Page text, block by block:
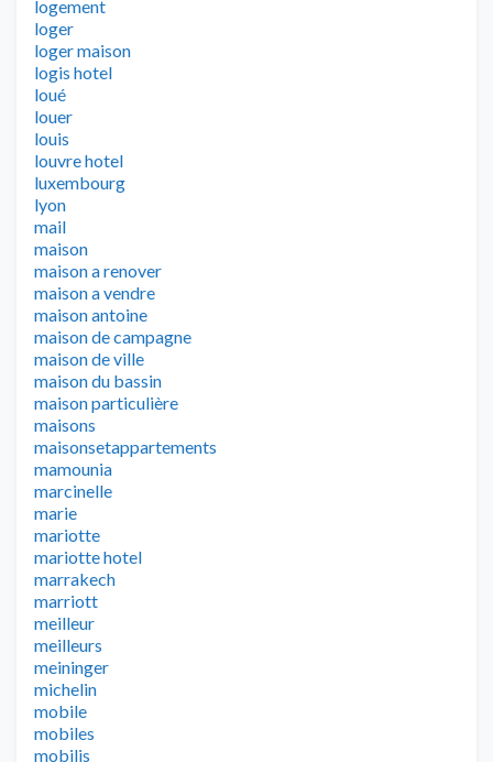
logement
loger
loger maison
logis hotel
loué
louer
louis
louvre hotel
luxembourg
lyon
mail
maison
maison a renover
maison a vendre
maison antoine
maison de campagne
maison de ville
maison du bassin
maison particulière
maisons
maisonsetappartements
mamounia
marcinelle
marie
mariotte
mariotte hotel
marrakech
marriott
meilleur
meilleurs
meininger
michelin
mobile
mobiles
mobilis